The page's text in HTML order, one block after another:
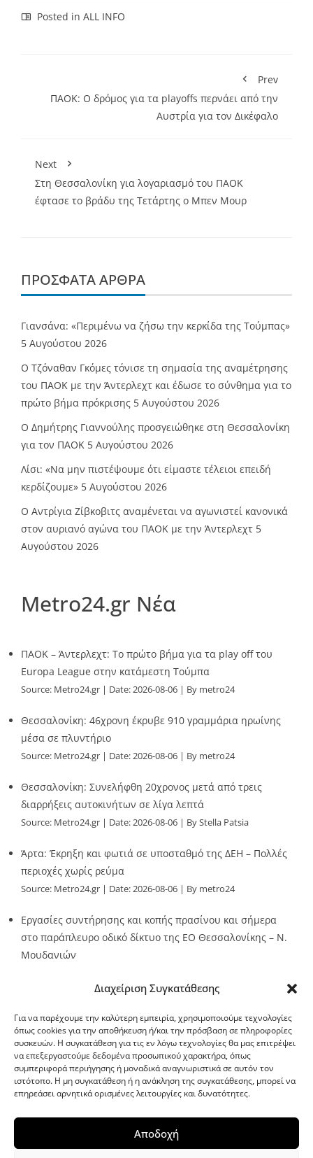
Διαχείριση Συγκατάθεσης
Για να παρέχουμε την καλύτερη εμπειρία, χρησιμοποιούμε τεχνολογίες
όπως cookies για την αποθήκευση ή/και την πρόσβαση σε πληροφορίες
συσκευών. Η συγκατάθεση για τις εν λόγω τεχνολογίες θα μας επιτρέψει
να επεξεργαστούμε δεδομένα προσωπικού χαρακτήρα, όπως
συμπεριφορά περιήγησης ή μοναδικά αναγνωριστικά σε αυτόν τον
ιστότοπο. Η μη συγκατάθεση ή η ανάκληση της συγκατάθεσης, μπορεί να
επηρεάσει αρνητικά ορισμένες λειτουργίες και δυνατότητες.
Αποδοχή
Posted in ALL INFO
Prev
ΠΑΟΚ: Ο δρόμος για τα playoffs περνάει από την
Αυστρία για τον Δικέφαλο
Next
Στη Θεσσαλονίκη για λογαριασμό του ΠΑΟΚ
έφτασε το βράδυ της Τετάρτης ο Μπεν Μουρ
ΠΡΌΣΦΑΤΑ ΆΡΘΡΑ
Γιανσάνα: «Περιμένω να ζήσω την κερκίδα της Τούμπας»
5 Αυγούστου 2026
Ο Τζόναθαν Γκόμες τόνισε τη σημασία της αναμέτρησης
του ΠΑΟΚ με την Άντερλεχτ και έδωσε το σύνθημα για το
πρώτο βήμα πρόκρισης 5 Αυγούστου 2026
Ο Δημήτρης Γιαννούλης προσγειώθηκε στη Θεσσαλονίκη
για τον ΠΑΟΚ 5 Αυγούστου 2026
Λίσι: «Να μην πιστέψουμε ότι είμαστε τέλειοι επειδή
κερδίζουμε» 5 Αυγούστου 2026
Ο Αντρίγια Ζίβκοβιτς αναμένεται να αγωνιστεί κανονικά
στον αυριανό αγώνα του ΠΑΟΚ με την Άντερλεχτ 5
Αυγούστου 2026
Metro24.gr Νέα
ΠΑΟΚ – Άντερλεχτ: Το πρώτο βήμα για τα play off του
Europa League στην κατάμεστη Τούμπα
Source: Metro24.gr Date: 2026-08-06 By metro24
Θεσσαλονίκη: 46χρονη έκρυβε 910 γραμμάρια ηρωίνης
μέσα σε πλυντήριο
Source: Metro24.gr Date: 2026-08-06 By metro24
Θεσσαλονίκη: Συνελήφθη 20χρονος μετά από τρεις
διαρρήξεις αυτοκινήτων σε λίγα λεπτά
Source: Metro24.gr Date: 2026-08-06 By Stella Patsia
Άρτα: Έκρηξη και φωτιά σε υποσταθμό της ΔΕΗ – Πολλές
περιοχές χωρίς ρεύμα
Source: Metro24.gr Date: 2026-08-06 By metro24
Εργασίες συντήρησης και κοπής πρασίνου και σήμερα
στο παράπλευρο οδικό δίκτυο της ΕΟ Θεσσαλονίκης – Ν.
Μουδανιών
G-point.gr